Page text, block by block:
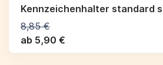
Kennzeichenhalter standard
8,85 €
ab 5,90 €